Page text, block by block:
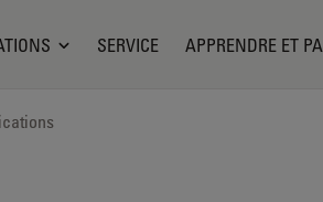
SERVICE APPRENDRE ET